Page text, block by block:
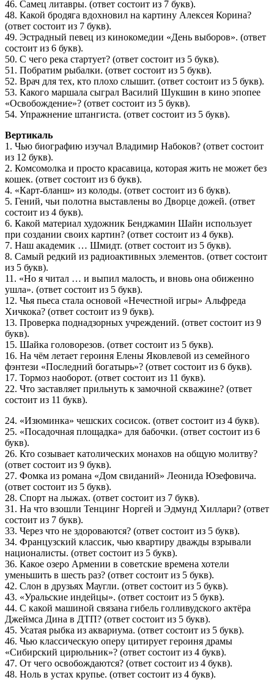
46. Самец литавры. (ответ состоит из 7 букв).
48. Какой бродяга вдохновил на картину Алексея Корина?
(ответ состоит из 7 букв).
49. Эстрадный певец из кинокомедии «День выборов». (ответ
состоит из 6 букв).
50. С чего река стартует? (ответ состоит из 5 букв).
51. Побратим рыбалки. (ответ состоит из 5 букв).
52. Врач для тех, кто плохо слышит. (ответ состоит из 5 букв).
53. Какого маршала сыграл Василий Шукшин в кино эпопее
«Освобождение»? (ответ состоит из 5 букв).
54. Упражнение штангиста. (ответ состоит из 5 букв).
Вертикаль
1. Чью биографию изучал Владимир Набоков? (ответ состоит
из 12 букв).
2. Комсомолка и просто красавица, которая жить не может без
кошек. (ответ состоит из 6 букв).
4. «Карт-бланш» из колоды. (ответ состоит из 6 букв).
5. Гений, чьи полотна выставлены во Дворце дожей. (ответ
состоит из 4 букв).
6. Какой материал художник Бенджамин Шайн использует
при создании своих картин? (ответ состоит из 4 букв).
7. Наш академик … Шмидт. (ответ состоит из 5 букв).
8. Самый редкий из радиоактивных элементов. (ответ состоит
из 5 букв).
11. «Но я читал … и выпил малость, и вновь она обиженно
ушла». (ответ состоит из 5 букв).
12. Чья пьеса стала основой «Нечестной игры» Альфреда
Хичкока? (ответ состоит из 9 букв).
13. Проверка поднадзорных учреждений. (ответ состоит из 9
букв).
15. Шайка головорезов. (ответ состоит из 5 букв).
16. На чём летает героиня Елены Яковлевой из семейного
фэнтези «Последний богатырь»? (ответ состоит из 6 букв).
17. Тормоз наоборот. (ответ состоит из 11 букв).
22. Что заставляет прильнуть к замочной скважине? (ответ
состоит из 11 букв).
24. «Изюминка» чешских сосисок. (ответ состоит из 4 букв).
25. «Посадочная площадка» для бабочки. (ответ состоит из 6
букв).
26. Кто созывает католических монахов на общую молитву?
(ответ состоит из 9 букв).
27. Фомка из романа «Дом свиданий» Леонида Юзефовича.
(ответ состоит из 5 букв).
28. Спорт на лыжах. (ответ состоит из 7 букв).
31. На что взошли Тенцинг Норгей и Эдмунд Хиллари? (ответ
состоит из 7 букв).
33. Через что не здороваются? (ответ состоит из 5 букв).
34. Французский классик, чью квартиру дважды взрывали
националисты. (ответ состоит из 5 букв).
36. Какое озеро Армении в советские времена хотели
уменьшить в шесть раз? (ответ состоит из 5 букв).
42. Слон в друзьях Маугли. (ответ состоит из 5 букв).
43. «Уральские индейцы». (ответ состоит из 5 букв).
44. С какой машиной связана гибель голливудского актёра
Джеймса Дина в ДТП? (ответ состоит из 5 букв).
45. Усатая рыбка из аквариума. (ответ состоит из 5 букв).
46. Чью классическую оперу цитирует героиня драмы
«Сибирский цирюльник»? (ответ состоит из 4 букв).
47. От чего освобождаются? (ответ состоит из 4 букв).
48. Ноль в устах крупье. (ответ состоит из 4 букв).